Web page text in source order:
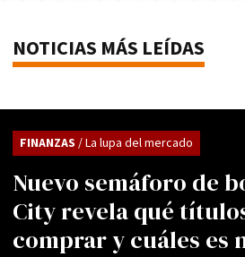
NOTICIAS MÁS LEÍDAS
Nuevo semáforo de
City revela qué
comprar y cuáles es
FINANZAS / La lupa del mercado